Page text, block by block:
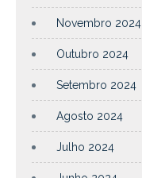
Novembro 2024
Outubro 2024
Setembro 2024
Agosto 2024
Julho 2024